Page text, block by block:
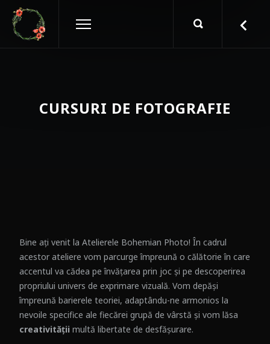
CURSURI DE FOTOGRAFIE
Bine ați venit la Atelierele Bohemian Photo! În cadrul
acestor ateliere vom parcurge împreună o călătorie în care
accentul va cădea pe învățarea prin joc și pe descoperirea
propriului univers de exprimare vizuală. Vom depăși
împreună barierele teoriei, adaptându-ne armonios la
nevoile specifice ale fiecărei grupă de vârstă și vom lăsa
creativității multă libertate de desfășurare.